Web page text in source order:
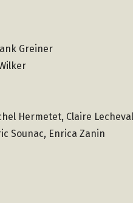
Greiner
Hermetet, Claire
Sounac, Enrica Zanin